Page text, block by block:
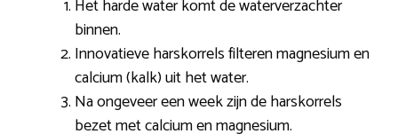
Het harde water komt de waterverzachter
binnen.
Innovatieve harskorrels filteren magnesium en
calcium (kalk) uit het water.
Na ongeveer een week zijn de harskorrels
bezet met calcium en magnesium.